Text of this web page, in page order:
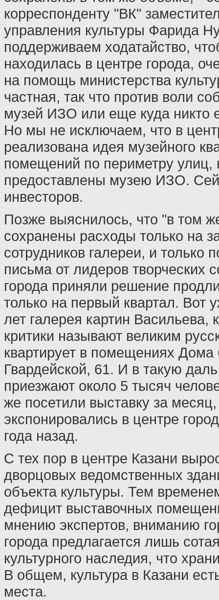
корреспонденту "ВК"
управления культуры Фарида
поддерживаем ходатайство,
находилась в центре города,
на помощь министерства
частная, так что против воли
музей ИЗО или еще куда никто
Но мы не исключаем, что в
реализована идея музейного
помещений по периметру улиц,
предоставлены музею ИЗО.
инвесторов.
Позже выяснилось, что "в том
сохранены расходы только на
сотрудников галереи, и только
письма от лидеров творческих
города приняли решение
только на первый квартал. Вот
лет галерея картин Васильева,
критики называют великим
квартирует в помещениях
Гвардейской, 61. И в такую
приезжают около 5 тысяч
же посетили выставку за
экспонировались в центре
года назад.
С тех пор в центре Казани
дворцовых ведомственных
объекта культуры. Тем
дефицит выставочных
мнению экспертов, вниманию
города предлагается лишь
культурного наследия, что
В общем, культура в Казани
места.